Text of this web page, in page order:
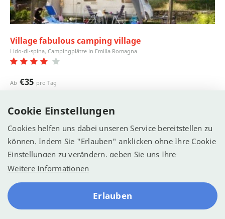
Village fabulous camping village
Lido-di-spina, Campingplätze in Emilia Romagna
Ab €35 pro Tag
Camping Internetseite
Cookie Einstellungen
Cookies helfen uns dabei unseren Service bereitstellen zu
können. Indem Sie "Erlauben" anklicken ohne Ihre Cookie
Einstellungen zu verändern, geben Sie uns Ihre
Einwilligung Cookies zu verwenden.
Weitere Informationen
Erlauben